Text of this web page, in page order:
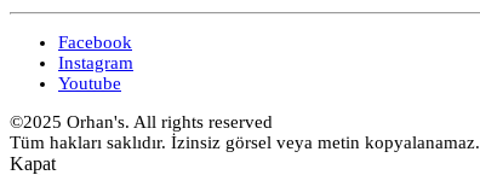
Facebook
Instagram
Youtube
©2025 Orhan's. All rights reserved
Tüm hakları saklıdır. İzinsiz görsel veya metin kopyalanamaz.
Kapat